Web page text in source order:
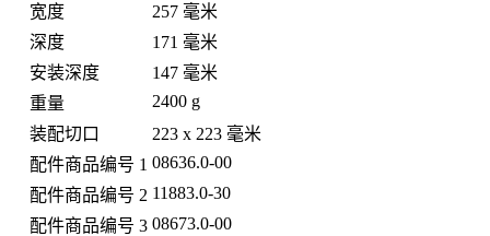
宽度
257 毫米
深度
171 毫米
安装深度
147 毫米
重量
2400 g
装配切口
223 x 223 毫米
配件商品编号 1 08636.0-00
配件商品编号 2 11883.0-30
配件商品编号 3 08673.0-00